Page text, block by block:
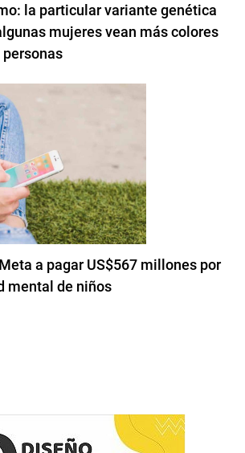
la particular variante genética
mujeres vean más colores
a pagar US$567 millones por
mental de niños